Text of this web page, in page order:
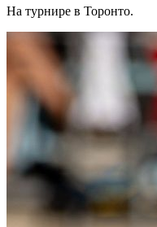
На турнире в Торонто.